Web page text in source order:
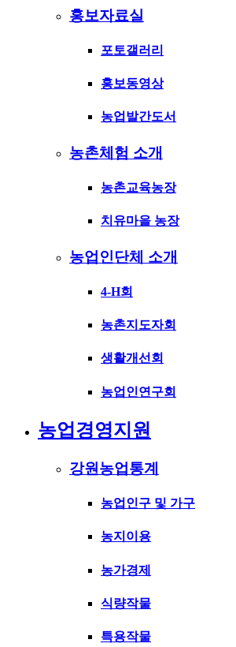
홍보자료실
포토갤러리
홍보동영상
농업발간도서
농촌체험 소개
농촌교육농장
치유마을 농장
농업인단체 소개
4-H회
농촌지도자회
생활개선회
농업인연구회
농업경영지원
강원농업통계
농업인구 및 가구
농지이용
농가경제
식량작물
특용작물